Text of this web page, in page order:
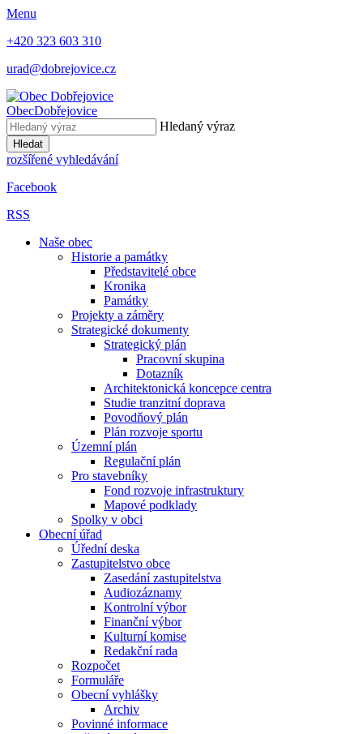
Menu
+420 323 603 310
urad@dobrejovice.cz
ObecDobřejovice
Hledaný výraz
Hledat
rozšířené vyhledávání
Facebook
RSS
Naše obec
Historie a památky
Představitelé obce
Kronika
Památky
Projekty a záměry
Strategické dokumenty
Strategický plán
Pracovní skupina
Dotazník
Architektonická koncepce centra
Studie tranzitní doprava
Povodňový plán
Plán rozvoje sportu
Územní plán
Regulační plán
Pro stavebníky
Fond rozvoje infrastruktury
Mapové podklady
Spolky v obci
Obecní úřad
Úřední deska
Zastupitelstvo obce
Zasedání zastupitelstva
Audiozáznamy
Kontrolní výbor
Finanční výbor
Kulturní komise
Redakční rada
Rozpočet
Formuláře
Obecní vyhlášky
Archiv
Povinné informace